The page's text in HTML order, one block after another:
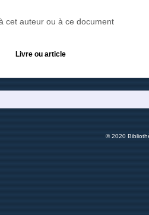
cet auteur ou à ce document
Livre ou article
© 2020